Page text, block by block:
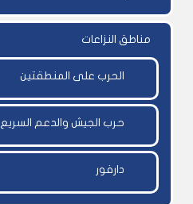
مناطق النزاعات
الحرب على المنطقتين
حرب الجيش والدعم السريع
دارفور